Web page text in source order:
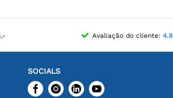
Avaliação do cliente:4.8
SOCIALS